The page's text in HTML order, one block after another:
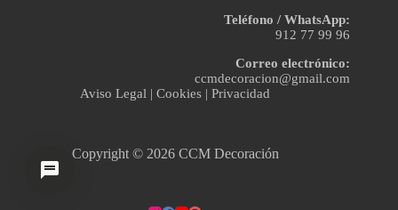
Teléfono / WhatsApp:
912 77 99 96
Correo electrónico:
ccmdecoracion@gmail.com
Aviso Legal |Cookies |Privacidad
Copyright © 2026 CCM Decoración